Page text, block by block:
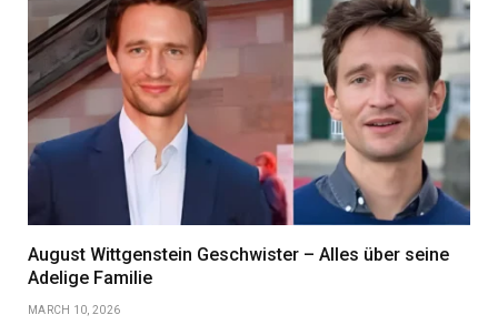
August Wittgenstein Geschwister – Alles über seine
Adelige Familie
MARCH 10, 2026